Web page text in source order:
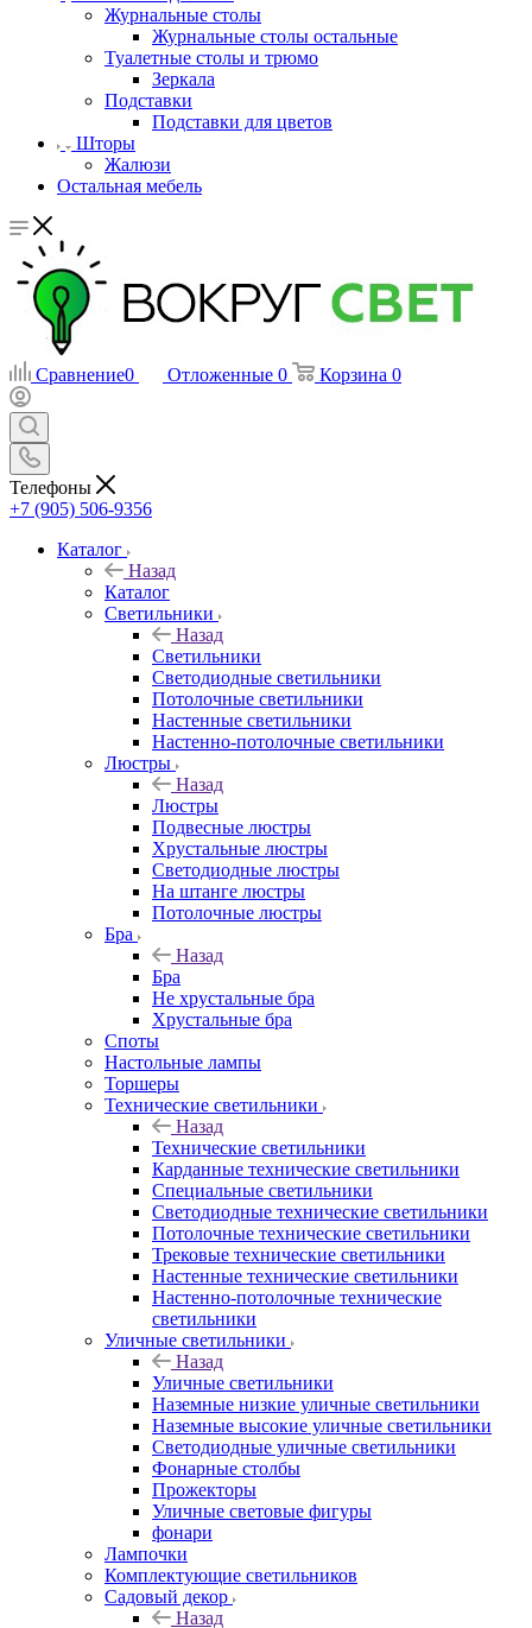
Журнальные столы
Журнальные столы остальные
Туалетные столы и трюмо
Зеркала
Подставки
Подставки для цветов
Шторы
Жалюзи
Остальная мебель
Сравнение0 Отложенные 0 Корзина 0
Телефоны
+7 (905) 506-9356
Каталог
Назад
Каталог
Светильники
Назад
Светильники
Светодиодные светильники
Потолочные светильники
Настенные светильники
Настенно-потолочные светильники
Люстры
Назад
Люстры
Подвесные люстры
Хрустальные люстры
Светодиодные люстры
На штанге люстры
Потолочные люстры
Бра
Назад
Бра
Не хрустальные бра
Хрустальные бра
Споты
Настольные лампы
Торшеры
Технические светильники
Назад
Технические светильники
Карданные технические светильники
Специальные светильники
Светодиодные технические светильники
Потолочные технические светильники
Трековые технические светильники
Настенные технические светильники
Настенно-потолочные технические
светильники
Уличные светильники
Назад
Уличные светильники
Наземные низкие уличные светильники
Наземные высокие уличные светильники
Светодиодные уличные светильники
Фонарные столбы
Прожекторы
Уличные световые фигуры
фонари
Лампочки
Комплектующие светильников
Садовый декор
Назад